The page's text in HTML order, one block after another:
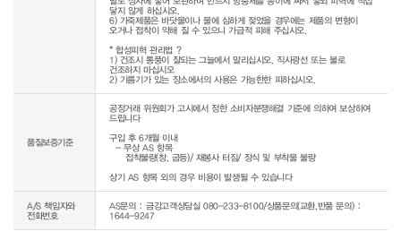
닿지 않게 하십시오.
6) 가죽제품은 바닷물이나 물에 심하게 젖었을 경우에는 제품의 변형이
오거나 접착이 약해 질 수 있으니 가급적 피해 주십시오.
* 합성피혁 관리법 ?
1) 건조시 통풍이 잘되는 그늘에서 말리십시오. 직사광선 또는 불로
건조하지 마십시오
품질보증기준
공정거래 위원회가 고시에서 정한 소비자분쟁해결 기준에 의하여 보상하여
드립니다
구입 후 6개월 이내
  - 무상 AS 항목
상기 AS 항목 외의 경우 비용이 발생될 수 있습니다
A/S 책임자와
전화번호
AS문의 : 금강고객상담실 080-233-8100/상품문의(교환,반품 문의) :
1644-9247